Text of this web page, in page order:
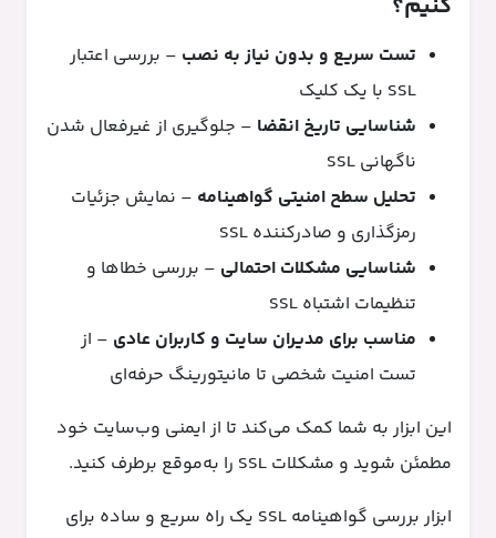
تست سریع و بدون نیاز به نصب – بررسی اعتبار
SSL با یک کلیک
شناسایی تاریخ انقضا – جلوگیری از غیرفعال شدن
ناگهانی SSL
تحلیل سطح امنیتی گواهینامه – نمایش جزئیات
رمزگذاری و صادرکننده SSL
شناسایی مشکلات احتمالی – بررسی خطاها و
تنظیمات اشتباه SSL
مناسب برای مدیران سایت و کاربران عادی – از
تست امنیت شخصی تا مانیتورینگ حرفه‌ای
این ابزار به شما کمک می‌کند تا از ایمنی وب‌سایت خود
مطمئن شوید و مشکلات SSL را به‌موقع برطرف کنید.
ابزار بررسی گواهینامه SSL یک راه سریع و ساده برای